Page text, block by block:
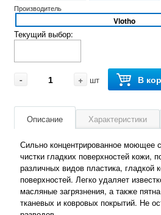
Производитель
Vlotho
Текущий выбор:
- + шт В
Описание Характеристики
Сильно концентрированное моющее
чистки гладких поверхностей кожи,
различных видов пластика,
поверхностей. Легко удаляет
масляные загрязнения, а также
тканевых и ковровых покрытий. Не